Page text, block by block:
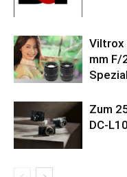
Viltrox
mm F/
Zum
DC‑L10